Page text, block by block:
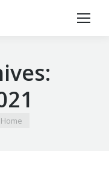
here:
Home